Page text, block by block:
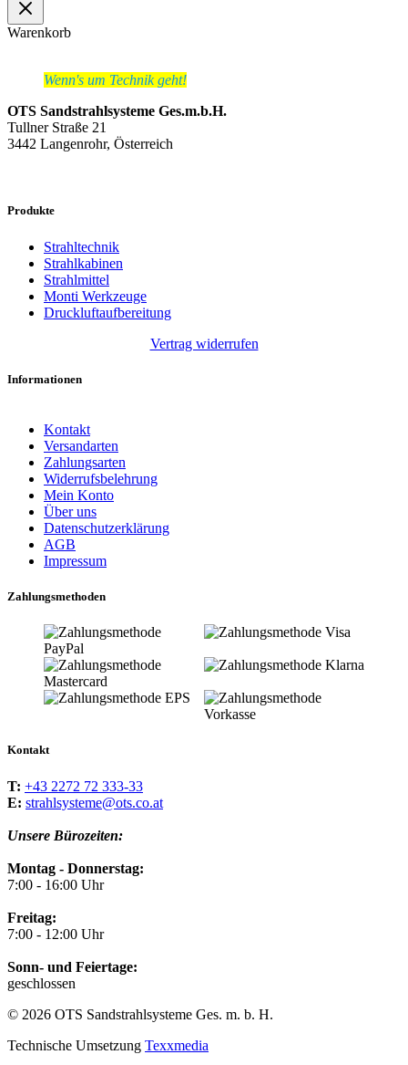
Warenkorb
Wenn's um Technik geht!
OTS Sandstrahlsysteme Ges.m.b.H.
Tullner Straße 21
3442 Langenrohr, Österreich
Produkte
Strahltechnik
Strahlkabinen
Strahlmittel
Monti Werkzeuge
Druckluftaufbereitung
Vertrag widerrufen
Informationen
Kontakt
Versandarten
Zahlungsarten
Widerrufsbelehrung
Mein Konto
Über uns
Datenschutzerklärung
AGB
Impressum
Zahlungsmethoden
Kontakt
T: +43 2272 72 333-33
E: strahlsysteme@ots.co.at
Unsere Bürozeiten:
Montag - Donnerstag:
7:00 - 16:00 Uhr
Freitag:
7:00 - 12:00 Uhr
Sonn- und Feiertage:
geschlossen
© 2026 OTS Sandstrahlsysteme Ges. m. b. H.
Technische Umsetzung Texxmedia